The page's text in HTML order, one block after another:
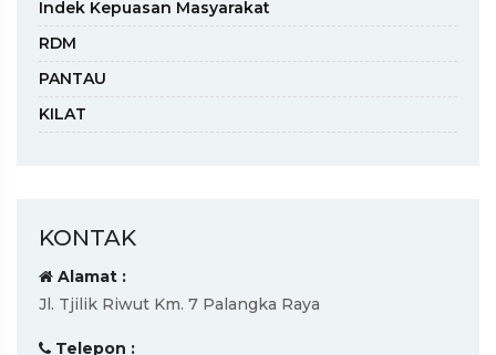
Indek Kepuasan Masyarakat
RDM
PANTAU
KILAT
KONTAK
Alamat :
Jl. Tjilik Riwut Km. 7 Palangka Raya
Telepon :